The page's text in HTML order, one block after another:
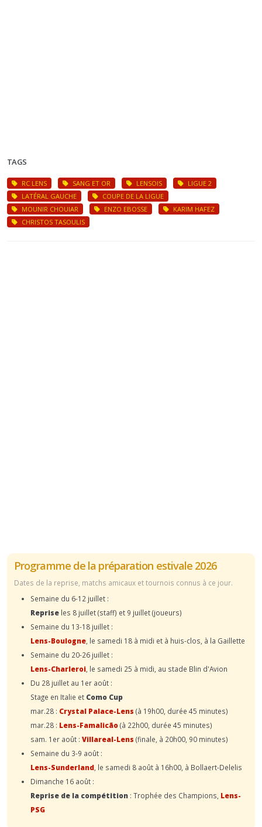
TAGS
RC LENS SANG ET OR LENSOIS
LIGUE 2
LATÉRAL GAUCHE
COUPE DE LA LIGUE
MOUNIR CHOUIAR
ENZO EBOSSE
KARIM HAFEZ
CHRISTOS TASOULIS
Programme de la préparation estivale 2026
Dates de la reprise, matchs amicaux et tournois connus à ce jour.
Semaine du 6-12 juillet :
Reprise les 8 juillet (staff) et 9 juillet (joueurs)
Semaine du 13-18 juillet :
Lens-Boulogne , le samedi 18 à midi et à huis-clos, à la Gaillette
Semaine du 20-26 juillet :
Lens-Charleroi , le samedi 25 à midi, au stade Blin d'Avion
Du 28 juillet au 1er août :
Stage en Italie et Como Cup
mar.28 : Crystal Palace-Lens (à 19h00, durée 45 minutes)
mar.28 : Lens-Famalicão(à 22h00, durée 45 minutes)
sam. 1er août : Villareal-Lens (finale, à 20h00, 90 minutes)
Semaine du 3-9 août :
Lens-Sunderland , le samedi 8 août à 16h00, à Bollaert-Delelis
Dimanche 16 août :
Reprise de la compétition : Trophée des Champions, Lens-
PSG